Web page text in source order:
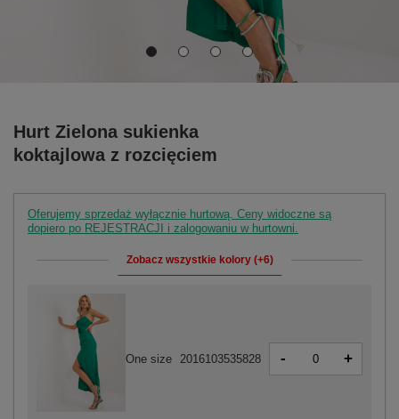
Hurt Zielona sukienka
koktajlowa z rozcięciem
Oferujemy sprzedaż wyłącznie hurtową. Ceny widoczne są
dopiero po REJESTRACJI i zalogowaniu w hurtowni.
Zobacz wszystkie kolory (+6)
One size 2016103535828 - +